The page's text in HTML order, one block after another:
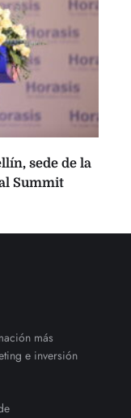
sede de la
Summit
más
e inversión